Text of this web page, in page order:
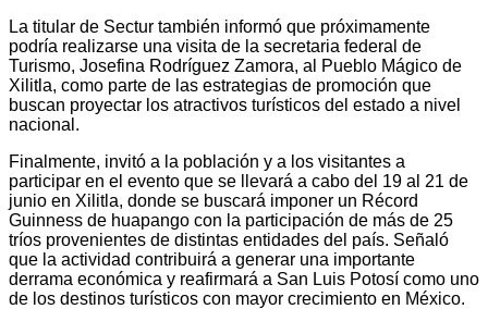
La titular de Sectur también informó que próximamente
podría realizarse una visita de la secretaria federal de
Turismo, Josefina Rodríguez Zamora, al Pueblo Mágico de
Xilitla, como parte de las estrategias de promoción que
buscan proyectar los atractivos turísticos del estado a nivel
nacional.
Finalmente, invitó a la población y a los visitantes a
participar en el evento que se llevará a cabo del 19 al 21 de
junio en Xilitla, donde se buscará imponer un Récord
Guinness de huapango con la participación de más de 25
tríos provenientes de distintas entidades del país. Señaló
que la actividad contribuirá a generar una importante
derrama económica y reafirmará a San Luis Potosí como uno
de los destinos turísticos con mayor crecimiento en México.